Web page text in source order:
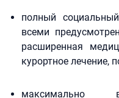
полный
всеми
расширенная
курортное лечение,
максимально